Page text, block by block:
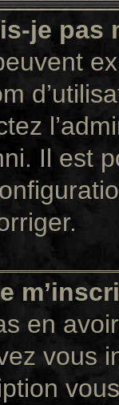
je pas
Il est
en
vous